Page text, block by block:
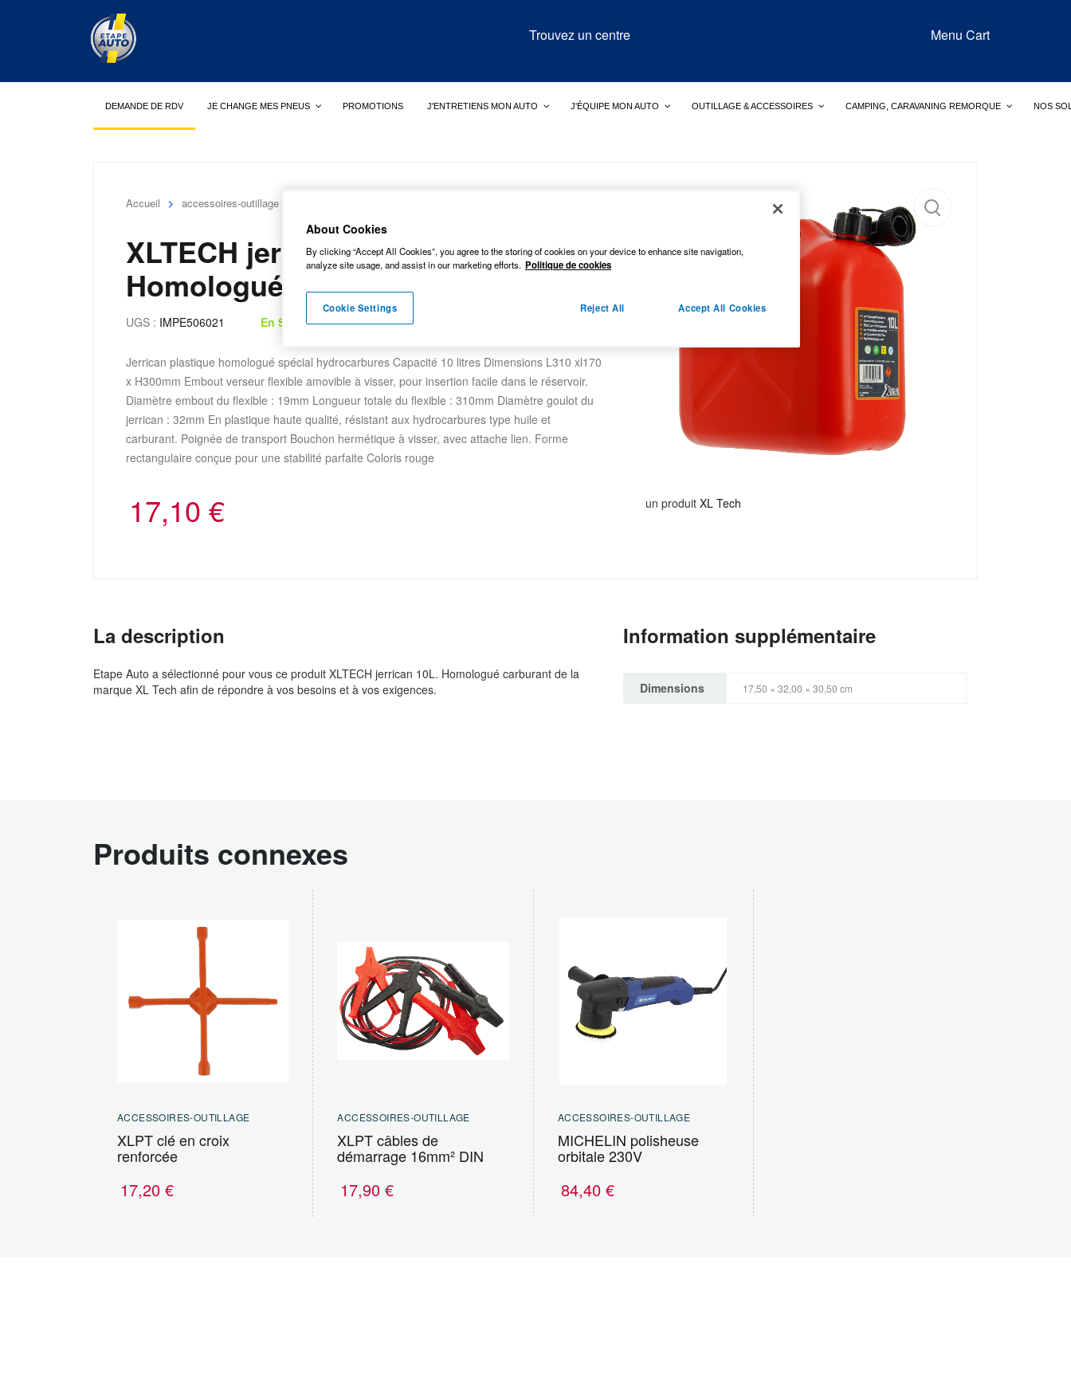
Trouvez un centre Menu Cart
DEMANDE DE RDV JE CHANGE MES PNEUS PROMOTIONS J'ENTRETIENS MON AUTO J'ÉQUIPE MON AUTO OUTILLAGE & ACCESSOIRES CAMPING, CARAVANING REMORQUE NOS
Accueil accessoires-outillage
XLTECH jerrican 10L.
Homologué carburant
UGS : IMPE506021 En Stock
Jerrican plastique homologué spécial hydrocarbures Capacité 10 litres Dimensions L310 xl170
x H300mm Embout verseur flexible amovible à visser, pour insertion facile dans le réservoir.
Diamètre embout du flexible : 19mm Longueur totale du flexible : 310mm Diamètre goulot du
jerrican : 32mm En plastique haute qualité, résistant aux hydrocarbures type huile et
carburant. Poignée de transport Bouchon hermétique à visser, avec attache lien. Forme
rectangulaire conçue pour une stabilité parfaite Coloris rouge
17,10 € un produit XL Tech
La description
Etape Auto a sélectionné pour vous ce produit XLTECH jerrican 10L. Homologué carburant de la
marque XL Tech afin de répondre à vos besoins et à vos exigences.
Information supplémentaire
Dimensions 17,50 × 32,00 × 30,50 cm
Produits connexes
ACCESSOIRES-OUTILLAGE
XLPT clé en croix
renforcée
17,20 €
ACCESSOIRES-OUTILLAGE
XLPT câbles de
démarrage 16mm² DIN
17,90€
ACCESSOIRES-OUTILLAGE
MICHELIN polisheuse
orbitale 230V
84,40 €
About Cookies
By clicking “Accept All Cookies”, you agree to the storing of cookies on your device to enhance site navigation,
analyze site usage, and assist in our marketing efforts. Politique de cookies
Reject All Accept All Cookies
Cookie Settings